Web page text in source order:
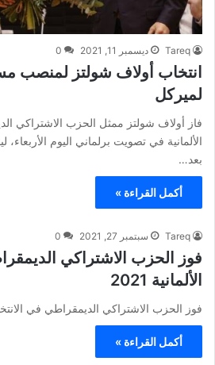
Tareq ديسمبر 11, 2021 0
انتخاب أولاف شولتز لمنصب
لميركل
فاز أولاف شولتز ممثل الحزب الاشتراكي
الألمانية في تصويت برلماني اليوم
بعد…
أكمل القراءة »
Tareq سبتمبر 27, 2021 0
فوز الحزب الاشتراكي
الألمانية 2021
فوز الحزب الاشتراكي الديمقراطي في الانتخابات
أكمل القراءة »